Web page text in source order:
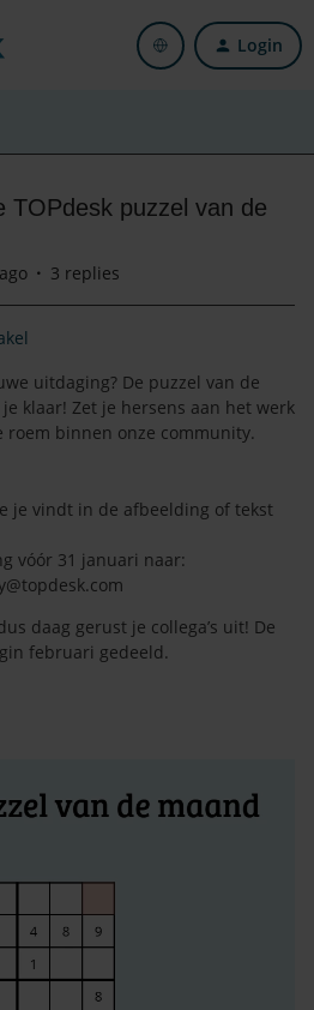
Login
TOPdesk puzzel van de
3 replies
uitdaging? De puzzel van de
klaar! Zet je hersens aan het werk
roem binnen onze community.
je vindt in de afbeelding of tekst
vóór 31 januari naar:
daag gerust je collega’s uit! De
februari gedeeld.